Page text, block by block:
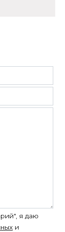
я даю
и